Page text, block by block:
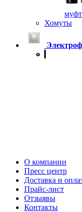
Хомуты
О компании
Пресс центр
Доставка и
Прайс-лист
Отзыявы
Контакты